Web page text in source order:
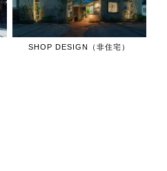
SHOP DESIGN（非住宅）